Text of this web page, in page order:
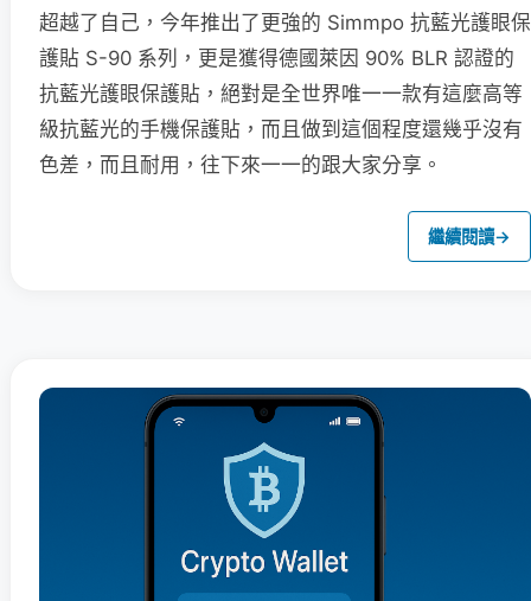
超越了自己，今年推出了更強的 Simmpo 抗藍光護眼保
護貼 S-90 系列，更是獲得德國萊因 90% BLR 認證的
抗藍光護眼保護貼，絕對是全世界唯一一款有這麼高等
級抗藍光的手機保護貼，而且做到這個程度還幾乎沒有
色差，而且耐用，往下來一一的跟大家分享。
繼續閱讀→